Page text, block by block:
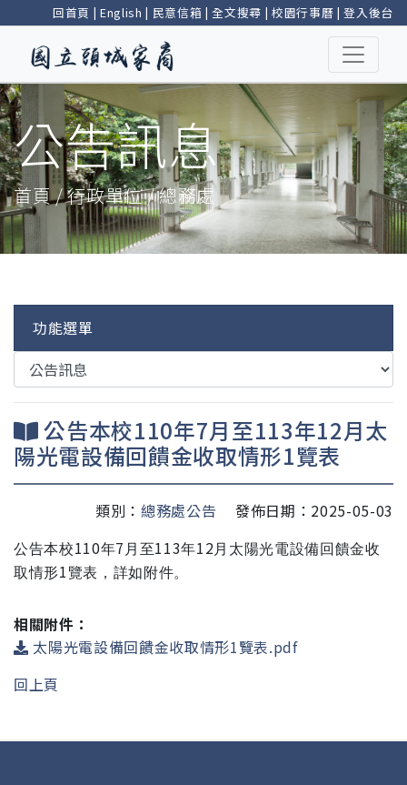
回首頁 | English | 民意信箱 |全文搜尋 | 校園行事曆 |登入後台
公告訊息
首頁 / 行政單位 / 總務處
功能選單
公告本校110年7月至113年12月太
陽光電設備回饋金收取情形1覽表
類別： 總務處公告 發佈日期：2025-05-03
公告本校110年7 月至113年12月太陽光電設備回饋金收
取情形1 覽表，詳如附件。
相關附件：
太陽光電設備回饋金收取情形1覽表.pdf
回上頁